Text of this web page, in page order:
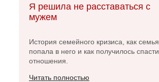
Я решила не расставаться с
мужем
История семейного кризиса, как семья
попала в него и как получилось спасти
отношения.
Читать полностью